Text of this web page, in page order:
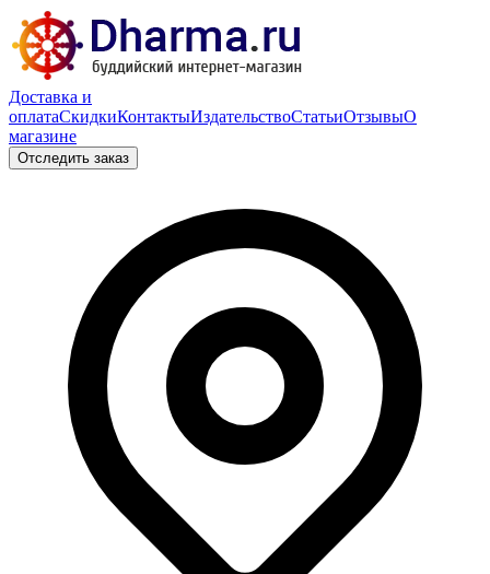
Доставка и
оплатаСкидкиКонтактыИздательствоСтатьиОтзывыО
магазине
Отследить заказ